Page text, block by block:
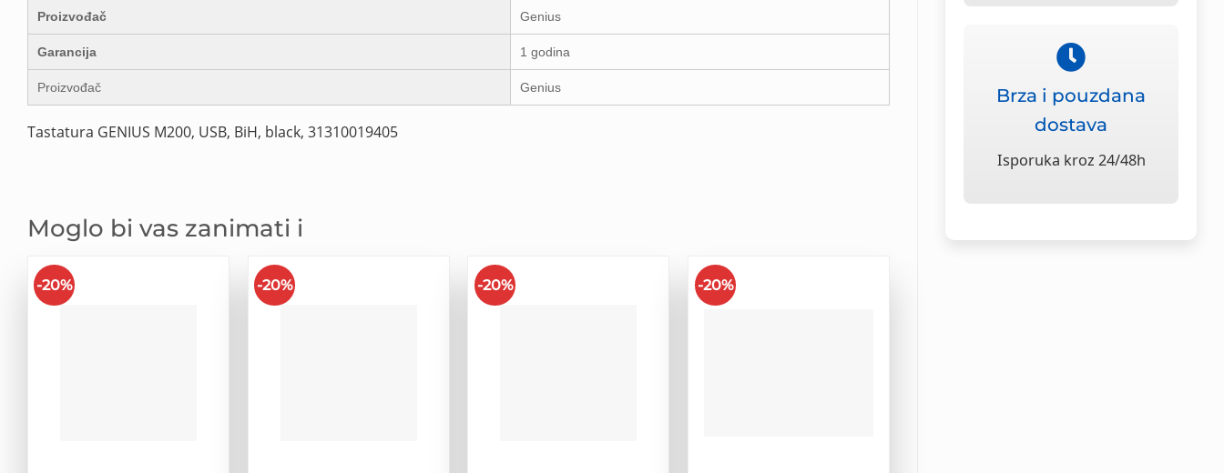
Brza i pouzdana
dostava
Isporuka kroz 24/48h
Proizvođač Genius
Garancija 1 godina
Proizvođač Genius
Tastatura GENIUS M200, USB, BiH, black, 31310019405
Moglo bi vas zanimati i
-20% -20% -20% -20%